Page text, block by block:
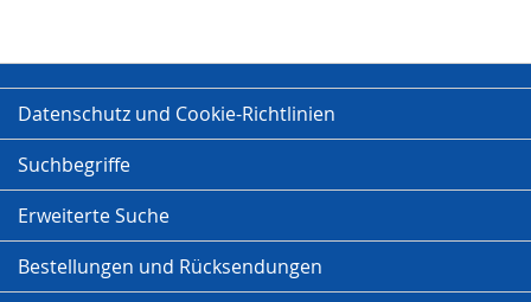
Datenschutz und Cookie-Richtlinien
Suchbegriffe
Erweiterte Suche
Bestellungen und Rücksendungen